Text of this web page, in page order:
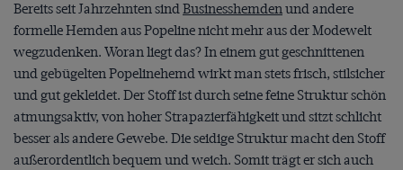
Bereits seit Jahrzehnten sindBusinesshemdenund andere
formelle Hemden aus Popeline nicht mehr aus der Modewelt
wegzudenken. Woran liegt das? In einem gut geschnittenen
und gebügelten Popelinehemd wirkt man stets frisch, stilsicher
und gut gekleidet. Der Stoff ist durch seine feine Struktur schön
atmungsaktiv, von hoher Strapazierfähigkeit und sitzt schlicht
besser als andere Gewebe. Die seidige Struktur macht den Stoff
außerordentlich bequem und weich. Somit trägt er sich auch